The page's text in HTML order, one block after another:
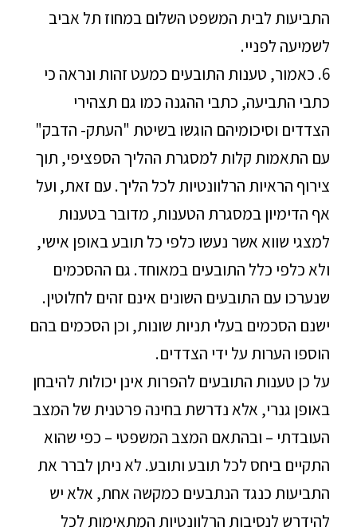
התביעות לבית המשפט השלום במחוז תל אביב
לשמיעה לפניי.
6. כאמור, טענות התובעים כמעט זהות ונראה כי
כתבי התביעה, כתבי ההגנה כמו גם תצהירי
הצדדים וסיכומיהם הוגשו בשיטת "העתק- הדבק"
עם התאמות קלות למסגרת ההליך הספציפי, תוך
צירוף הראיות הרלוונטיות לכל הליך. עם זאת, ועל
אף הדימיון במסגרת הטענות, מדובר בטענות
למצגי שווא אשר נעשו כלפי כל תובע באופן אישי,
ולא כלפי כלל התובעים במאוחד. גם ההסכמים
שנערכו עם התובעים השונים אינם זהים לחלוטין.
ישנם הסכמים בעלי תניות שונות, וכן הסכמים בהם
הוספו הערות על ידי הצדדים.
על כן טענות התובעים להפרות אינן יכולות להיבחן
באופן גנרי, אלא נדרשת בחינה פרטנית של המצב
העובדתי – ובהתאם המצב המשפטי – כפי שהוא
התקיים ביחס לכל תובע ותובע. לא ניתן לברר את
התביעות כנגד הנתבעים כמקשה אחת, אלא יש
להידרש לנסיבות הרלוונטיות המתאימות לכל